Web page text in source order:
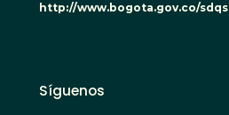
http://www.bogota.gov.co/sdqs
Síguenos